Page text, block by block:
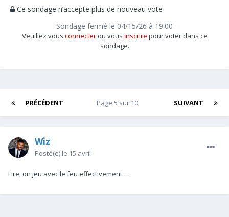
Ce sondage n’accepte plus de nouveau vote
Veuillez vous connecterou vous inscrire pour voter dans ce
sondage.
Sondage fermé le 04/15/26 à 19:00
PRÉCÉDENT SUIVANT
Page 5 sur 10
Wiz
Posté(e) le 15 avril
Fire, on jeu avec le feu effectivement…